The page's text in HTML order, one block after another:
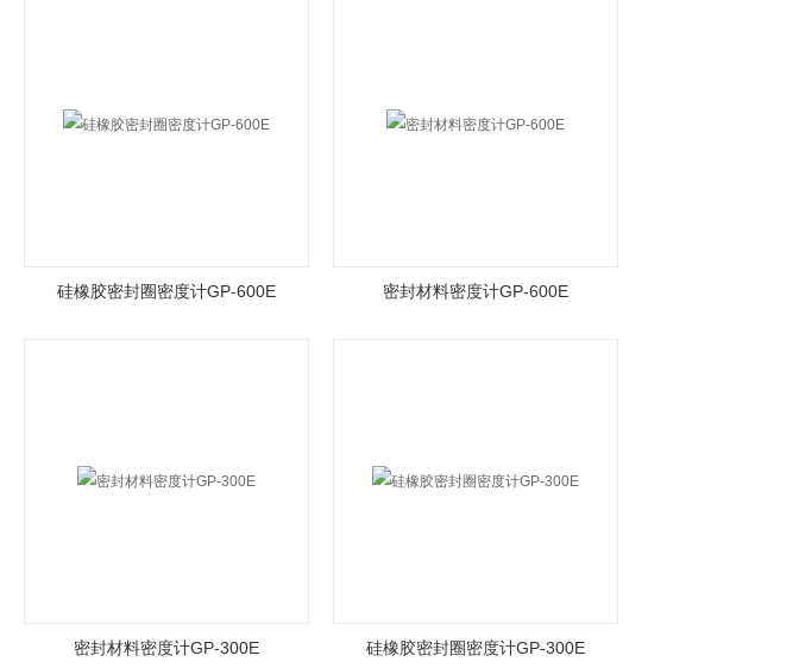
硅橡胶密封圈密度计GP-600E 密封材料密度计GP-600E
密封材料密度计GP-300E 硅橡胶密封圈密度计GP-300E